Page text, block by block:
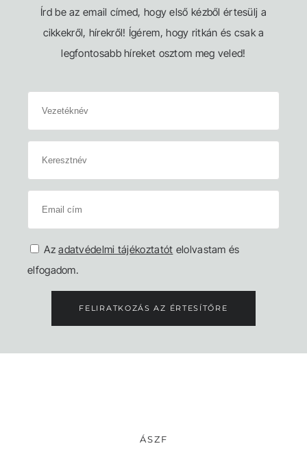
Írd be az email címed, hogy első kézből értesülj a
cikkekről, hírekről! Ígérem, hogy ritkán és csak a
legfontosabb híreket osztom meg veled!
Azadatvédelmi tájékoztatót elolvastam és
elfogadom.
FELIRATKOZÁS AZ ÉRTESÍTŐRE
ÁSZF